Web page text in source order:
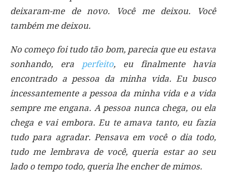
deixaram-me de novo. Você me deixou. Você
também me deixou.
No começo foi tudo tão bom, parecia que eu estava
sonhando, era perfeito, eu finalmente havia
encontrado a pessoa da minha vida. Eu busco
incessantemente a pessoa da minha vida e a vida
sempre me engana. A pessoa nunca chega, ou ela
chega e vai embora. Eu te amava tanto, eu fazia
tudo para agradar. Pensava em você o dia todo,
tudo me lembrava de você, queria estar ao seu
lado o tempo todo, queria lhe encher de mimos.